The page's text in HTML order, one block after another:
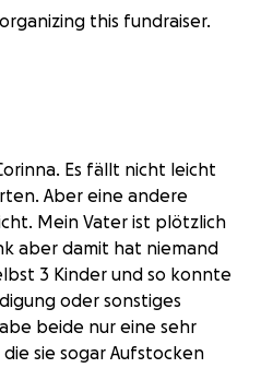
this fundraiser.
Es fällt nicht leicht
Aber eine andere
Mein Vater ist plötzlich
aber damit hat niemand
3 Kinder und so konnte
oder sonstiges
beide nur eine sehr
sie sogar Aufstocken